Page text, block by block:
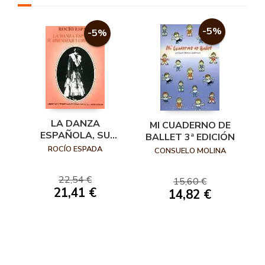
-5%
LA DANZA
ESPAÑOLA, SU
APRENDIZAJE Y
ROCÍO ESPADA
22,54 €
21,41 €
-5%
MI CUADERNO DE
BALLET 3ª EDICIÓN
CONSUELO MOLINA
15,60 €
14,82 €